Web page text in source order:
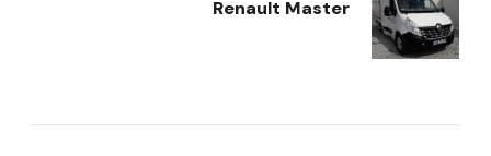
Renault Master